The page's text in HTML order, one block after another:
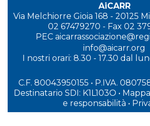
AiCARR
Via Melchiorre Gioia 168 - 20125
02 67479270 - Fax 02
PEC
info@aicarr.org
I nostri orari: 8.30 - 17.30 dal
C.F. 80043950155 • P.IVA.
Destinatario SDI: K1L103O •
e responsabilità •